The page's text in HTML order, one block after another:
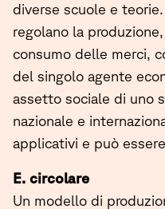
diverse scuole e
regolano la
consumo delle merci,
del singolo agente
assetto sociale di uno
nazionale e
applicativi e può
E. circolare
Un modello di